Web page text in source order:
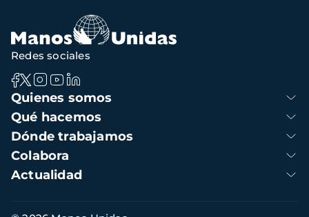
Navegación
principal
Quienes somos
Qué hacemos
Dónde trabajamos
Colabora
Actualidad
Redes sociales